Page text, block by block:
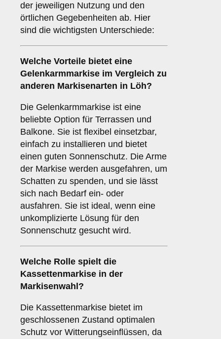
der jeweiligen Nutzung und den
örtlichen Gegebenheiten ab. Hier
sind die wichtigsten Unterschiede:
Welche Vorteile bietet eine
Gelenkarmmarkise im Vergleich zu
anderen Markisenarten in Löh?
Die Gelenkarmmarkise ist eine
beliebte Option für Terrassen und
Balkone. Sie ist flexibel einsetzbar,
einfach zu installieren und bietet
einen guten Sonnenschutz. Die Arme
der Markise werden ausgefahren, um
Schatten zu spenden, und sie lässt
sich nach Bedarf ein- oder
ausfahren. Sie ist ideal, wenn eine
unkomplizierte Lösung für den
Sonnenschutz gesucht wird.
Welche Rolle spielt die
Kassettenmarkise in der
Markisenwahl?
Die Kassettenmarkise bietet im
geschlossenen Zustand optimalen
Schutz vor Witterungseinflüssen, da